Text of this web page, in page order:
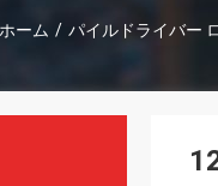
ホーム / パイルドライバー